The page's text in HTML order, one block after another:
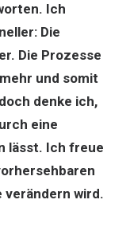
Ich
Die
Die Prozesse
und somit
denke ich,
eine
lässt. Ich freue
verändern wird.